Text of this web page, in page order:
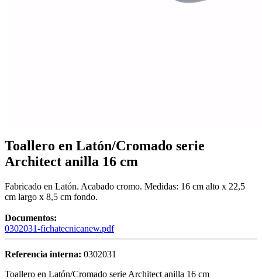
Toallero en Latón/Cromado serie
Architect anilla 16 cm
Fabricado en Latón. Acabado cromo. Medidas: 16 cm alto x 22,5
cm largo x 8,5 cm fondo.
Documentos:
0302031-fichatecnicanew.pdf
Referencia interna: 0302031
Toallero en Latón/Cromado serie Architect anilla 16 cm